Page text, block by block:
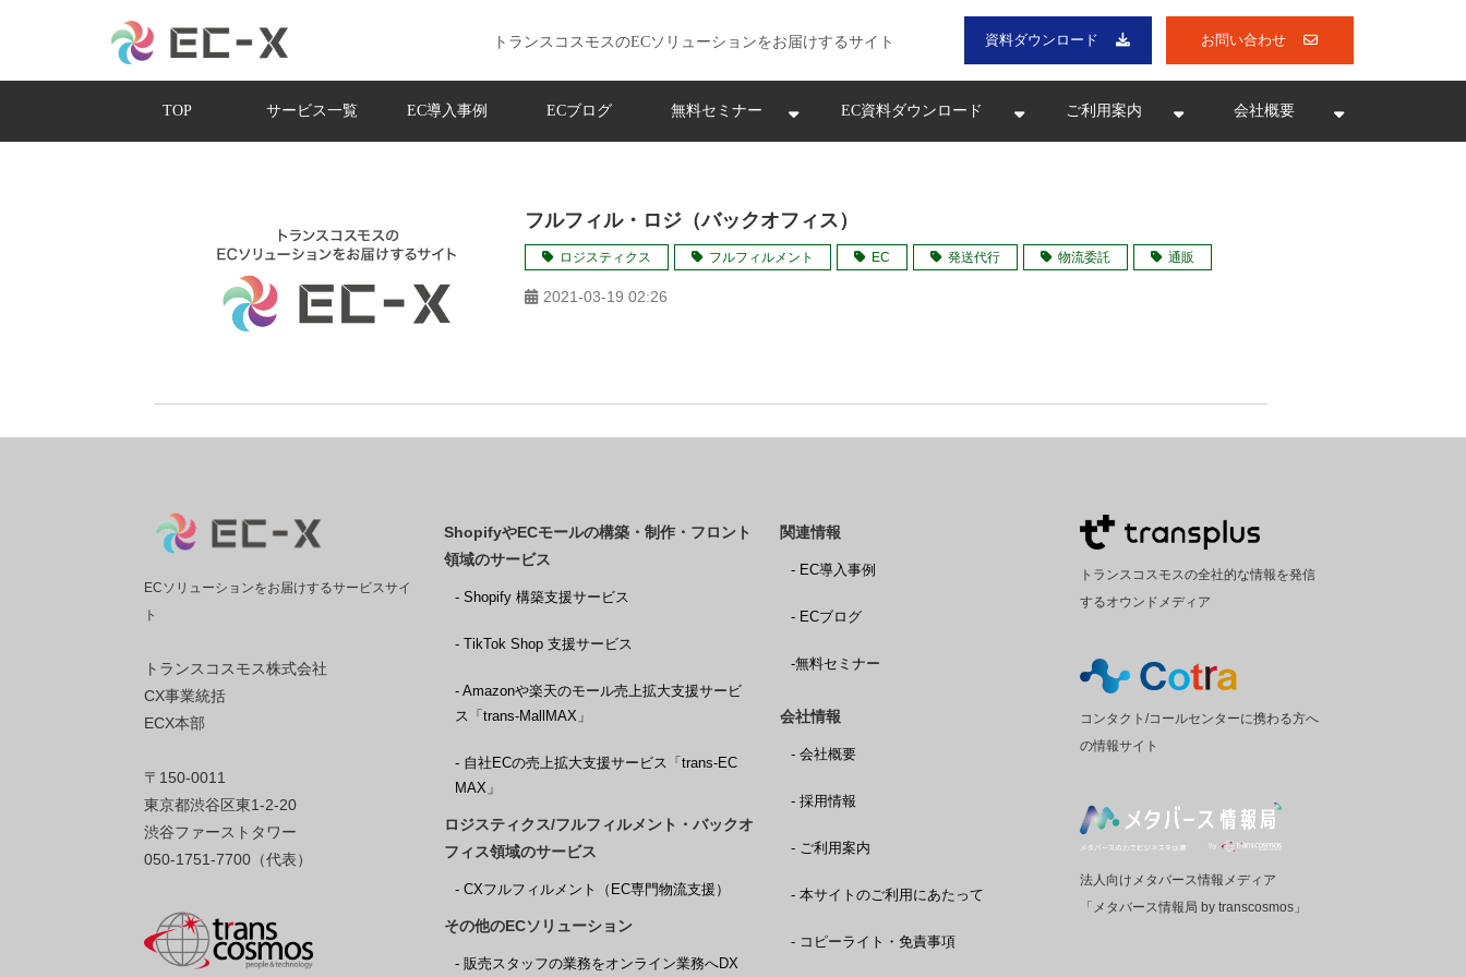
トランスコスモスのECソリューションをお届けするサイト 資料ダウンロード お問い合わせ
TOP サービス一覧 EC導入事例 ECブログ 無料セミナー EC資料ダウンロード ご利用案内 会社概要
フルフィル・ロジ（バックオフィス）
ロジスティクス フルフィルメント EC 発送代行 物流委託 通販
2021-03-19 02:26
ECソリューションをお届けするサービスサイ
ト
トランスコスモス株式会社
CX事業統括
ECX本部
〒150-0011
東京都渋谷区東1-2-20
渋谷ファーストタワー
050-1751-7700（代表）
ShopifyやECモールの構築・制作・フロント
領域のサービス
- Shopify 構築支援サービス
- TikTok Shop 支援サービス
- Amazonや楽天のモール売上拡大支援サービ
ス「trans-MallMAX」
- 自社ECの売上拡大支援サービス「trans-EC
MAX」
ロジスティクス/フルフィルメント・バックオ
フィス領域のサービス
- CXフルフィルメント（EC専門物流支援）
その他のECソリューション
- 販売スタッフの業務をオンライン業務へDX
関連情報
- EC導入事例
- ECブログ
-無料セミナー
会社情報
- 会社概要
- 採用情報
- ご利用案内
- 本サイトのご利用にあたって
- コピーライト・免責事項
トランスコスモスの全社的な情報を発信
するオウンドメディア
コンタクト/コールセンターに携わる方へ
の情報サイト
法人向けメタバース情報メディア
「メタバース情報局 by transcosmos」